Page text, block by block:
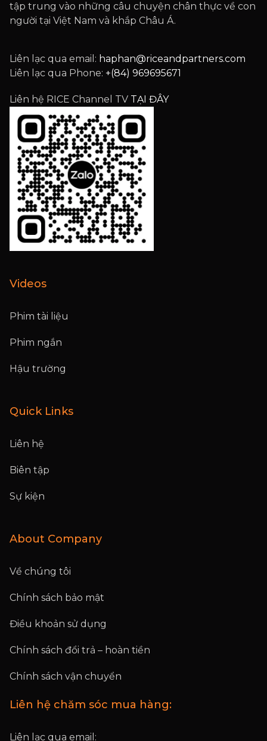
tập trung vào những câu chuyện chân thực về con
người tại Việt Nam và khắp Châu Á.
Liên lạc qua email: haphan@riceandpartners.com
Liên lạc qua Phone: +(84) 969695671
Liên hệ RICE Channel TV TẠI ĐÂY
Videos
Phim tài liệu
Phim ngắn
Hậu trường
Quick Links
Liên hệ
Biên tập
Sự kiện
About Company
Về chúng tôi
Chính sách bảo mật
Điều khoản sử dụng
Chính sách đổi trả – hoàn tiền
Chính sách vận chuyển
Liên hệ chăm sóc mua hàng:
Liên lạc qua email: